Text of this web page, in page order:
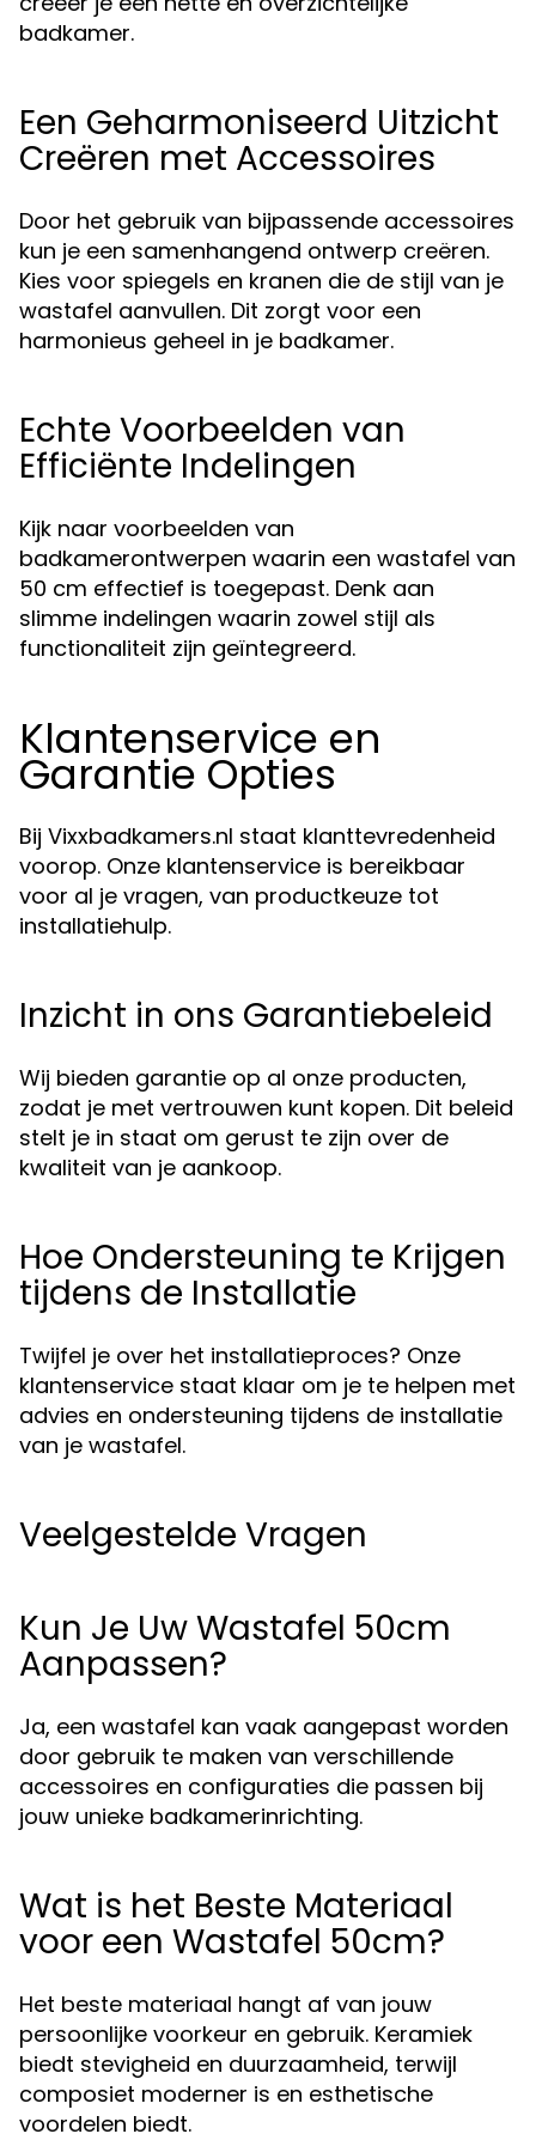
badkamer.
Een Geharmoniseerd Uitzicht
Creëren met Accessoires
Door het gebruik van bijpassende accessoires
kun je een samenhangend ontwerp creëren.
Kies voor spiegels en kranen die de stijl van je
wastafel aanvullen. Dit zorgt voor een
harmonieus geheel in je badkamer.
Echte Voorbeelden van
Efficiënte Indelingen
Kijk naar voorbeelden van
badkamerontwerpen waarin een wastafel van
50 cm effectief is toegepast. Denk aan
slimme indelingen waarin zowel stijl als
functionaliteit zijn geïntegreerd.
Klantenservice en
Garantie Opties
Bij Vixxbadkamers.nl staat klanttevredenheid
voorop. Onze klantenservice is bereikbaar
voor al je vragen, van productkeuze tot
installatiehulp.
Inzicht in ons Garantiebeleid
Wij bieden garantie op al onze producten,
zodat je met vertrouwen kunt kopen. Dit beleid
stelt je in staat om gerust te zijn over de
kwaliteit van je aankoop.
Hoe Ondersteuning te Krijgen
tijdens de Installatie
Twijfel je over het installatieproces? Onze
klantenservice staat klaar om je te helpen met
advies en ondersteuning tijdens de installatie
van je wastafel.
Veelgestelde Vragen
Kun Je Uw Wastafel 50cm
Aanpassen?
Ja, een wastafel kan vaak aangepast worden
door gebruik te maken van verschillende
accessoires en configuraties die passen bij
jouw unieke badkamerinrichting.
Wat is het Beste Materiaal
voor een Wastafel 50cm?
Het beste materiaal hangt af van jouw
persoonlijke voorkeur en gebruik. Keramiek
biedt stevigheid en duurzaamheid, terwijl
composiet moderner is en esthetische
voordelen biedt.